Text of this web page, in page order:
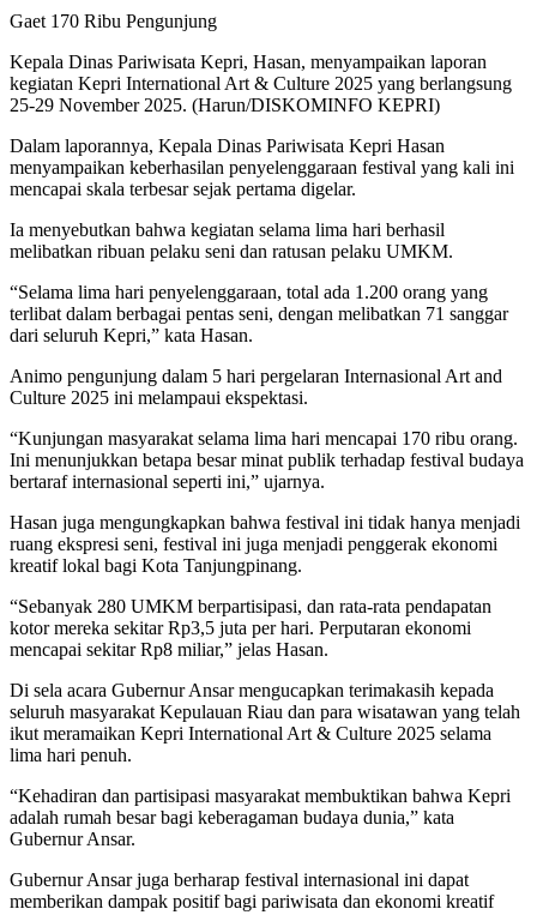
Gaet 170 Ribu Pengunjung
Kepala Dinas Pariwisata Kepri, Hasan, menyampaikan laporan
kegiatan Kepri International Art & Culture 2025 yang berlangsung
25-29 November 2025. (Harun/DISKOMINFO KEPRI)
Dalam laporannya, Kepala Dinas Pariwisata Kepri Hasan
menyampaikan keberhasilan penyelenggaraan festival yang kali ini
mencapai skala terbesar sejak pertama digelar.
Ia menyebutkan bahwa kegiatan selama lima hari berhasil
melibatkan ribuan pelaku seni dan ratusan pelaku UMKM.
“Selama lima hari penyelenggaraan, total ada 1.200 orang yang
terlibat dalam berbagai pentas seni, dengan melibatkan 71 sanggar
dari seluruh Kepri,” kata Hasan.
Animo pengunjung dalam 5 hari pergelaran Internasional Art and
Culture 2025 ini melampaui ekspektasi.
“Kunjungan masyarakat selama lima hari mencapai 170 ribu orang.
Ini menunjukkan betapa besar minat publik terhadap festival budaya
bertaraf internasional seperti ini,” ujarnya.
Hasan juga mengungkapkan bahwa festival ini tidak hanya menjadi
ruang ekspresi seni, festival ini juga menjadi penggerak ekonomi
kreatif lokal bagi Kota Tanjungpinang.
“Sebanyak 280 UMKM berpartisipasi, dan rata-rata pendapatan
kotor mereka sekitar Rp3,5 juta per hari. Perputaran ekonomi
mencapai sekitar Rp8 miliar,” jelas Hasan.
Di sela acara Gubernur Ansar mengucapkan terimakasih kepada
seluruh masyarakat Kepulauan Riau dan para wisatawan yang telah
ikut meramaikan Kepri International Art & Culture 2025 selama
lima hari penuh.
“Kehadiran dan partisipasi masyarakat membuktikan bahwa Kepri
adalah rumah besar bagi keberagaman budaya dunia,” kata
Gubernur Ansar.
Gubernur Ansar juga berharap festival internasional ini dapat
memberikan dampak positif bagi pariwisata dan ekonomi kreatif